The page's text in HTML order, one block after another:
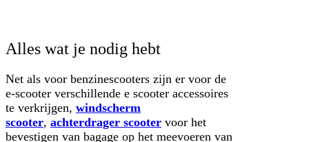
Alles wat je nodig hebt
Net als voor benzinescooters zijn er voor de
e-scooter verschillende e scooter accessoires
te verkrijgen, windscherm
scooter, achterdrager scooter voor het
bevestigen van bagage op het meevoeren van